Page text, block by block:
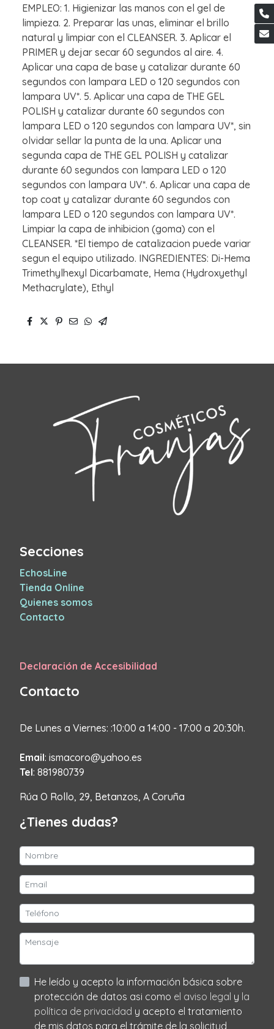
EMPLEO: 1. Higienizar las manos con el gel de
limpieza. 2. Preparar las unas, eliminar el brillo
natural y limpiar con el CLEANSER. 3. Aplicar el
PRIMER y dejar secar 60 segundos al aire. 4.
Aplicar una capa de base y catalizar durante 60
segundos con lampara LED o 120 segundos con
lampara UV*. 5. Aplicar una capa de THE GEL
POLISH y catalizar durante 60 segundos con
lampara LED o 120 segundos con lampara UV*, sin
olvidar sellar la punta de la una. Aplicar una
segunda capa de THE GEL POLISH y catalizar
durante 60 segundos con lampara LED o 120
segundos con lampara UV*. 6. Aplicar una capa de
top coat y catalizar durante 60 segundos con
lampara LED o 120 segundos con lampara UV*.
Limpiar la capa de inhibicion (goma) con el
CLEANSER. *El tiempo de catalizacion puede variar
segun el equipo utilizado. INGREDIENTES: Di-Hema
Trimethylhexyl Dicarbamate, Hema (Hydroxyethyl
Methacrylate), Ethyl
Secciones
EchosLine
Tienda Online
Quienes somos
Contacto
Declaración de Accesibilidad
Contacto
De Lunes a Viernes: :10:00 a 14:00 - 17:00 a 20:30h.
Email: ismacoro@yahoo.es
Tel: 881980739
Rúa O Rollo, 29, Betanzos, A Coruña
¿Tienes dudas?
He leído y acepto la información básica sobre
protección de datos asi como el aviso legal y la
política de privacidad y acepto el tratamiento
de mis datos para el trámite de la solicitud